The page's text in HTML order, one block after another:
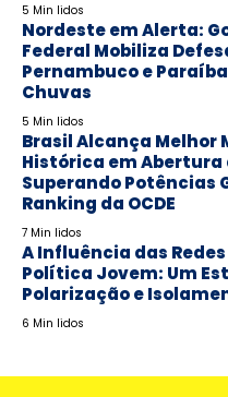
5 Min lidos
Nordeste em Alerta:
Federal Mobiliza
Pernambuco e
Chuvas
5 Min lidos
Brasil Alcança Melhor
Histórica em Abertura
Superando Potências
Ranking da OCDE
7 Min lidos
A Influência das
Política Jovem: Um
Polarização e
6 Min lidos